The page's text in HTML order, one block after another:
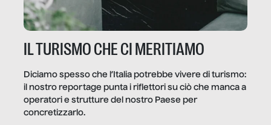
IL TURISMO CHE CI MERITIAMO
Diciamo spesso che l’Italia potrebbe vivere di turismo:
il nostro reportage punta i riflettori su ciò che manca a
operatori e strutture del nostro Paese per
concretizzarlo.